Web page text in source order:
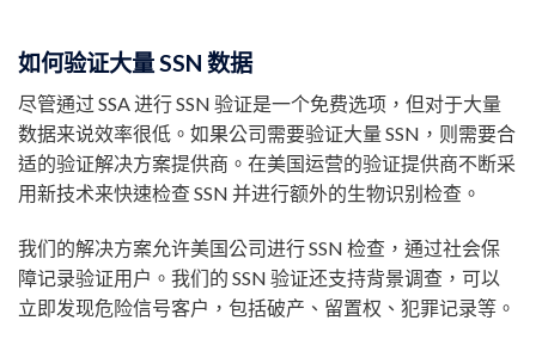
如何验证大量 SSN 数据
尽管通过 SSA 进行 SSN 验证是一个免费选项，但对于大量
数据来说效率很低。如果公司需要验证大量 SSN，则需要合
适的验证解决方案提供商。在美国运营的验证提供商不断采
用新技术来快速检查 SSN 并进行额外的生物识别检查。
我们的解决方案允许美国公司进行 SSN 检查，通过社会保
障记录验证用户。我们的 SSN 验证还支持背景调查，可以
立即发现危险信号客户，包括破产、留置权、犯罪记录等。